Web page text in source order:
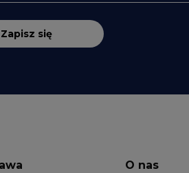
Zapisz się
O nas